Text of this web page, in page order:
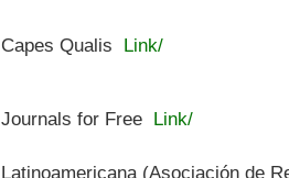
Capes Qualis Link/
Journals for Free Link/
Latinoamericana (Asociación de